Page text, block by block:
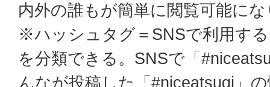
内外の誰もが簡単に閲覧可能に
※ハッシュタグ＝SNSで利用す
を分類できる。SNSで「
んなが投稿した「#niceatsugi」